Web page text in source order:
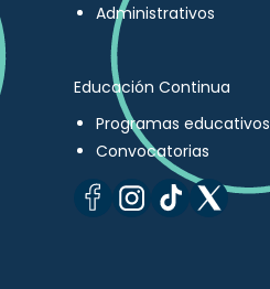
Administrativos
Educación Continua
Programas educativos
Convocatorias